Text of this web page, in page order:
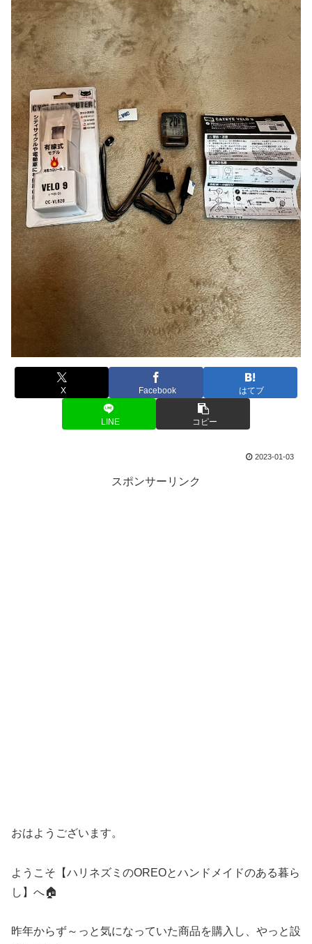
X Facebook はてブ
LINE コピー
2023-01-03
スポンサーリンク
おはようございます。
ようこそ【ハリネズミのOREOとハンドメイドのある暮ら
し】へ🏠
昨年からず～っと気になっていた商品を購入し、やっと設